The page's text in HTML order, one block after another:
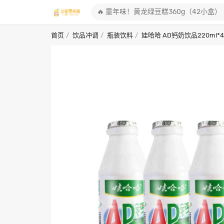
首页 饮品冲调 瓶装饮料 娃哈哈 AD钙奶饮品220ml*4